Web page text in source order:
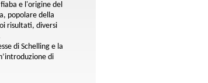
e l'origine del
popolare della
risultati, diversi
di Schelling e la
di